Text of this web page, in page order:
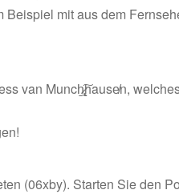
Beispiel mit aus dem
van Muncẖ̷̢̘̼͠hause̸n,
(06xby). Starten Sie den